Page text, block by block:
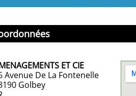
ET CIE
Avenue De La Fontenelle
Golbey